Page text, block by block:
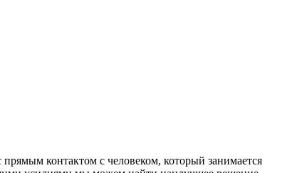
контактом с человеком, который занимается